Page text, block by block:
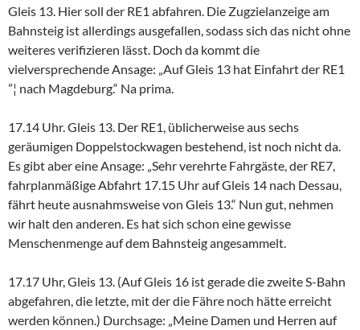
Gleis 13. Hier soll der RE1 abfahren. Die Zugzielanzeige am
Bahnsteig ist allerdings ausgefallen, sodass sich das nicht ohne
weiteres verifizieren lässt. Doch da kommt die
vielversprechende Ansage: „Auf Gleis 13 hat Einfahrt der RE1
”¦ nach Magdeburg.“ Na prima.
17.14 Uhr. Gleis 13. Der RE1, üblicherweise aus sechs
geräumigen Doppelstockwagen bestehend, ist noch nicht da.
Es gibt aber eine Ansage: „Sehr verehrte Fahrgäste, der RE7,
fahrplanmäßige Abfahrt 17.15 Uhr auf Gleis 14 nach Dessau,
fährt heute ausnahmsweise von Gleis 13.“ Nun gut, nehmen
wir halt den anderen. Es hat sich schon eine gewisse
Menschenmenge auf dem Bahnsteig angesammelt.
17.17 Uhr, Gleis 13. (Auf Gleis 16 ist gerade die zweite S-Bahn
abgefahren, die letzte, mit der die Fähre noch hätte erreicht
werden können.) Durchsage: „Meine Damen und Herren auf